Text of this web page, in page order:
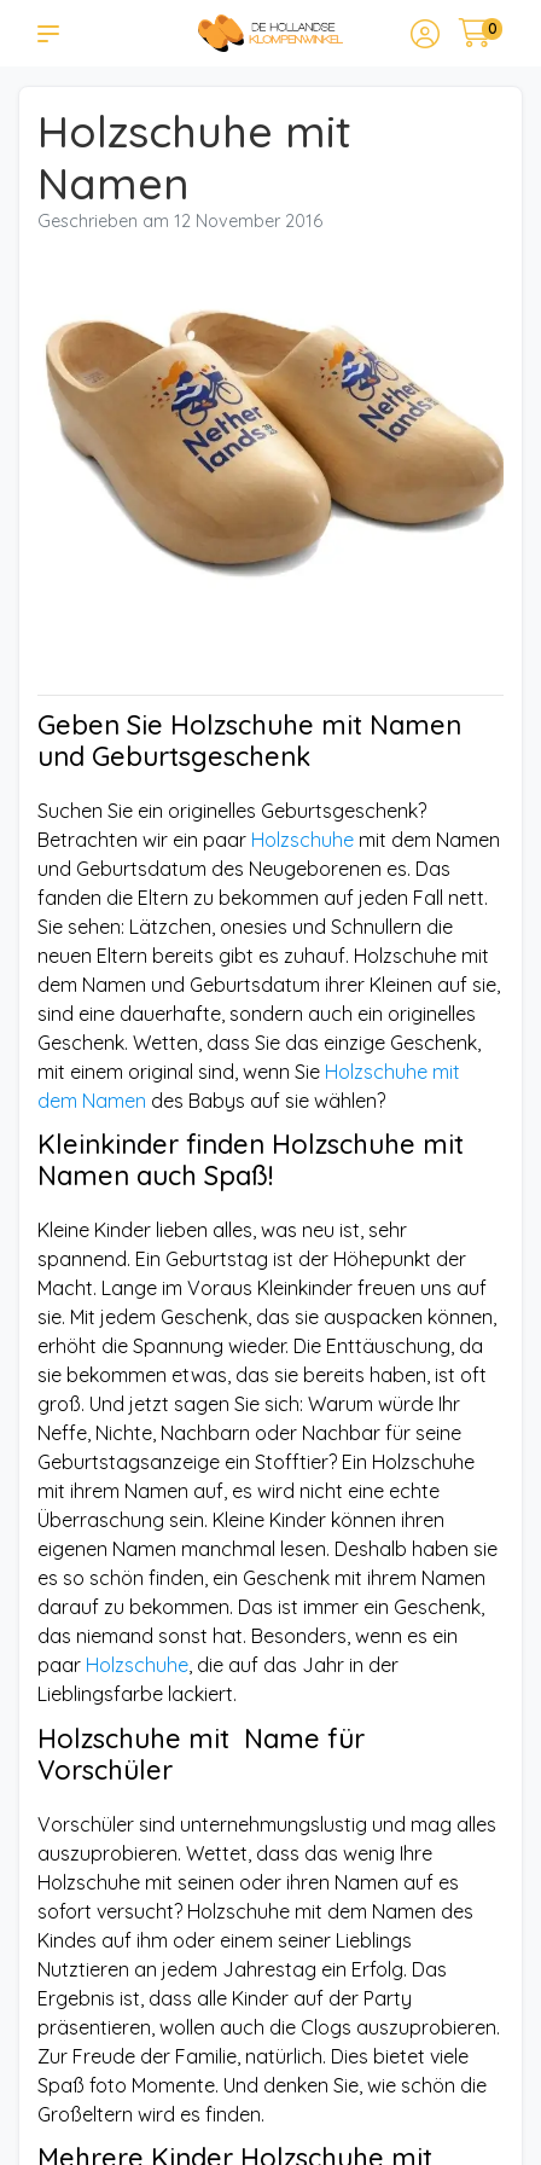
0
Holzschuhe mit
Namen
Geschrieben am 12 November 2016
Geben Sie Holzschuhe mit Namen
und Geburtsgeschenk
Suchen Sie ein originelles Geburtsgeschenk?
Betrachten wir ein paar Holzschuhe mit dem Namen
und Geburtsdatum des Neugeborenen es. Das
fanden die Eltern zu bekommen auf jeden Fall nett.
Sie sehen: Lätzchen, onesies und Schnullern die
neuen Eltern bereits gibt es zuhauf. Holzschuhe mit
dem Namen und Geburtsdatum ihrer Kleinen auf sie,
sind eine dauerhafte, sondern auch ein originelles
Geschenk. Wetten, dass Sie das einzige Geschenk,
mit einem original sind, wenn Sie Holzschuhe mit
dem Namen des Babys auf sie wählen?
Kleinkinder finden Holzschuhe mit
Namen auch Spaß!
Kleine Kinder lieben alles, was neu ist, sehr
spannend. Ein Geburtstag ist der Höhepunkt der
Macht. Lange im Voraus Kleinkinder freuen uns auf
sie. Mit jedem Geschenk, das sie auspacken können,
erhöht die Spannung wieder. Die Enttäuschung, da
sie bekommen etwas, das sie bereits haben, ist oft
groß. Und jetzt sagen Sie sich: Warum würde Ihr
Neffe, Nichte, Nachbarn oder Nachbar für seine
Geburtstagsanzeige ein Stofftier? Ein Holzschuhe
mit ihrem Namen auf, es wird nicht eine echte
Überraschung sein. Kleine Kinder können ihren
eigenen Namen manchmal lesen. Deshalb haben sie
es so schön finden, ein Geschenk mit ihrem Namen
darauf zu bekommen. Das ist immer ein Geschenk,
das niemand sonst hat. Besonders, wenn es ein
paar Holzschuhe, die auf das Jahr in der
Lieblingsfarbe lackiert.
Holzschuhe mit Name für
Vorschüler
Vorschüler sind unternehmungslustig und mag alles
auszuprobieren. Wettet, dass das wenig Ihre
Holzschuhe mit seinen oder ihren Namen auf es
sofort versucht? Holzschuhe mit dem Namen des
Kindes auf ihm oder einem seiner Lieblings
Nutztieren an jedem Jahrestag ein Erfolg. Das
Ergebnis ist, dass alle Kinder auf der Party
präsentieren, wollen auch die Clogs auszuprobieren.
Zur Freude der Familie, natürlich. Dies bietet viele
Spaß foto Momente. Und denken Sie, wie schön die
Großeltern wird es finden.